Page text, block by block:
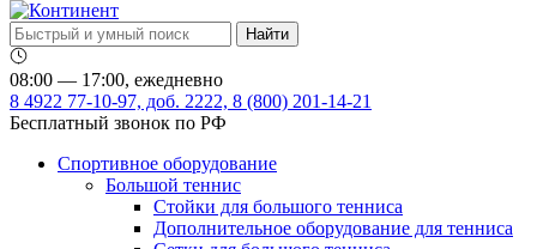
08:00 — 17:00, ежедневно
8 4922 77-10-97, доб. 2222, 8 (800) 201-14-21
Бесплатный звонок по РФ
Спортивное оборудование
Большой теннис
Стойки для большого тенниса
Дополнительное оборудование для тенниса